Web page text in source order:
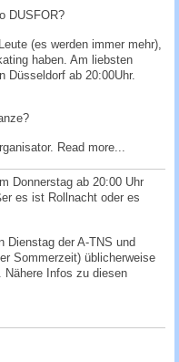
DUSFOR?
(es werden immer mehr),
haben. Am liebsten
Düsseldorf ab 20:00Uhr.
Read more...
Donnerstag ab 20:00 Uhr
es ist Rollnacht oder es
Dienstag der A-TNS und
Sommerzeit) üblicherweise
Infos zu diesen